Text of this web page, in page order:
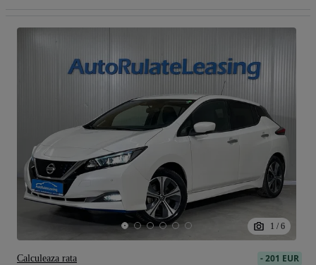
1 / 6
-201 EUR
Calculeaza rata